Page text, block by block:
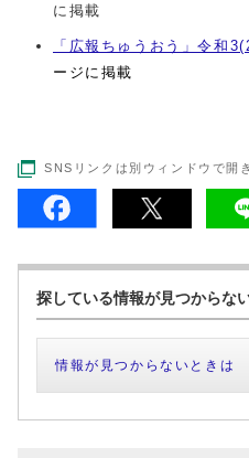
に掲載
「広報ちゅうおう」令和
ージに掲載
SNSリンクは別ウィンドウで開
探している情報が見つからな
情報が見つからないときは